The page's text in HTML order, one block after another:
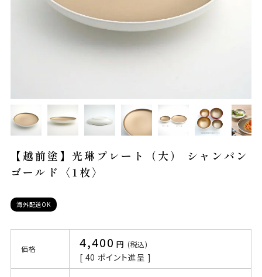
【越前塗】光琳プレート（大） シャンパン
ゴールド〈1枚〉
海外配送OK
価格 4,400 税込
[ 40 ポイント進呈 ]